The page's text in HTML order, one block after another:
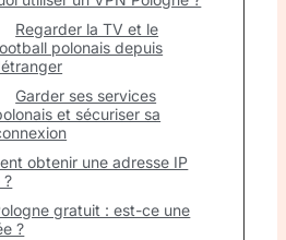
Regarder la TV et le
polonais depuis
Garder ses services
et sécuriser sa
obtenir une adresse IP
?
gratuit : est-ce une
?